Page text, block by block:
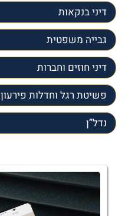
דיני בנקאות
גבייה משפטית
דיני חוזים וחברות
פשיטת רגל וחדלות פירעון
נדל”ן